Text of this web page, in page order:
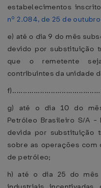
estabelecimentos
nº 2.084, de 25 de
e) até o dia 9 do mês
devido por substituição
que o remetente
contribuintes da unidade
g) até o dia 10 do
Petróleo Brasileiro S/A -
devida por substituição
sobre as operações com
de petróleo;
h) até o dia 25 do mês